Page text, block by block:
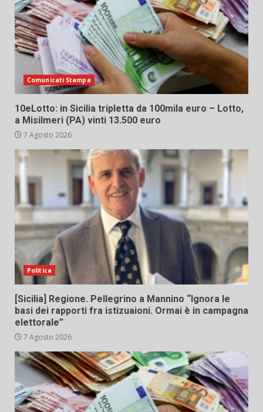
Comunicati Stampa
10eLotto: in Sicilia tripletta da 100mila euro – Lotto,
a Misilmeri (PA) vinti 13.500 euro
7 Agosto 2026
Politica
[Sicilia] Regione. Pellegrino a Mannino “Ignora le
basi dei rapporti fra istizuaioni. Ormai è in campagna
elettorale”
7 Agosto 2026